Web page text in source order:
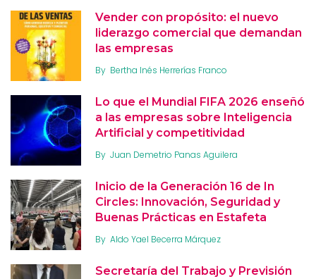
Vender con propósito: el nuevo
liderazgo comercial que demandan
las empresas
By Bertha Inés Herrerías Franco
Lo que el Mundial FIFA 2026 enseñó
a las empresas sobre Inteligencia
Artificial y competitividad
By Juan Demetrio Panas Aguilera
Inicio de la Generación 16 de In
Circles: Innovación, Seguridad y
Buenas Prácticas en Estafeta
By Aldo Yael Becerra Márquez
Secretaría del Trabajo y Previsión